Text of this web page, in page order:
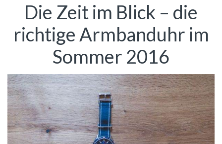
Die Zeit im Blick – die
richtige Armbanduhr im
Sommer 2016